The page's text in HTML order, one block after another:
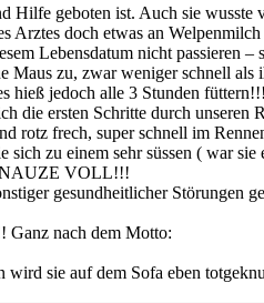
Hilfe geboten ist. Auch sie wusste
Arztes doch etwas an
Lebensdatum nicht passieren –
zu, zwar weniger schnell als
hieß jedoch alle 3 Stunden
die ersten Schritte durch unseren
rotz frech, super schnell im
zu einem sehr süssen ( war
VOLL!!!
gesundheitlicher Störungen
Ganz nach dem Motto:
sie auf dem Sofa eben